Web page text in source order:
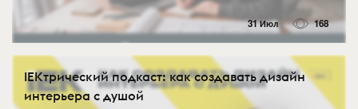
31 Июл 168
IEKтрический подкаст: как создавать дизайн
интерьера с душой